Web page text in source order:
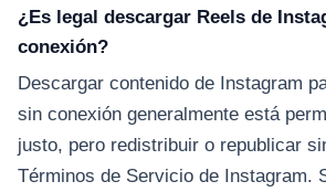
¿Es legal descargar Reels de
conexión?
Descargar contenido de Instagram
sin conexión generalmente está
justo, pero redistribuir o republicar
Términos de Servicio de Instagram.